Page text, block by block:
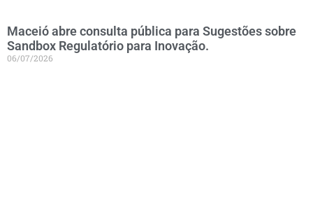
Maceió abre consulta pública para Sugestões sobre
Sandbox Regulatório para Inovação.
06/07/2026